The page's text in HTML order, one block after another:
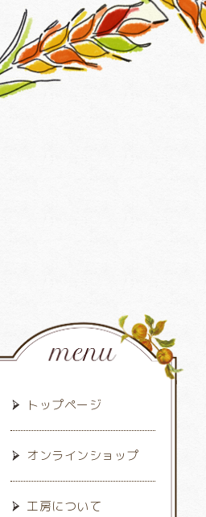
トップページ
オンラインショップ
工房について